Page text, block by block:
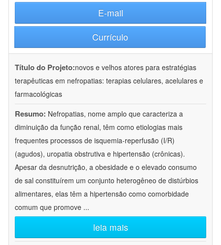
E-mail
Currículo
Título do Projeto:novos e velhos atores para estratégias
terapêuticas em nefropatias: terapias celulares, acelulares e
farmacológicas
Resumo: Nefropatias, nome amplo que caracteriza a
diminuição da função renal, têm como etiologias mais
frequentes processos de isquemia-reperfusão (I/R)
(agudos), uropatia obstrutiva e hipertensão (crônicas).
Apesar da desnutrição, a obesidade e o elevado consumo
de sal constituírem um conjunto heterogêneo de distúrbios
alimentares, elas têm a hipertensão como comorbidade
comum que promove ...
leia mais